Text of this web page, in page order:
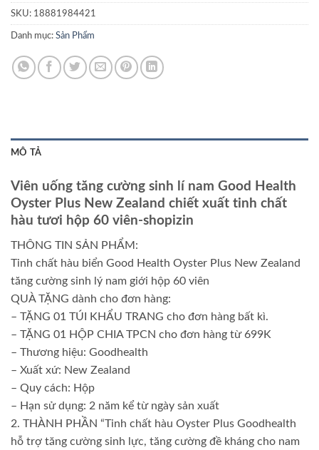
SKU: 18881984421
Danh mục: Sản Phẩm
MÔ TẢ
Viên uống tăng cường sinh lí nam Good Health
Oyster Plus New Zealand chiết xuất tinh chất
hàu tươi hộp 60 viên-shopizin
THÔNG TIN SẢN PHẨM:
Tinh chất hàu biển Good Health Oyster Plus New Zealand
tăng cường sinh lý nam giới hộp 60 viên
QUÀ TẶNG dành cho đơn hàng:
– TẶNG 01 TÚI KHẨU TRANG cho đơn hàng bất kì.
– TẶNG 01 HỘP CHIA TPCN cho đơn hàng từ 699K
– Thương hiệu: Goodhealth
– Xuất xứ: New Zealand
– Quy cách: Hộp
– Hạn sử dụng: 2 năm kể từ ngày sản xuất
2. THÀNH PHẦN “Tinh chất hàu Oyster Plus Goodhealth
hỗ trợ tăng cường sinh lực, tăng cường đề kháng cho nam